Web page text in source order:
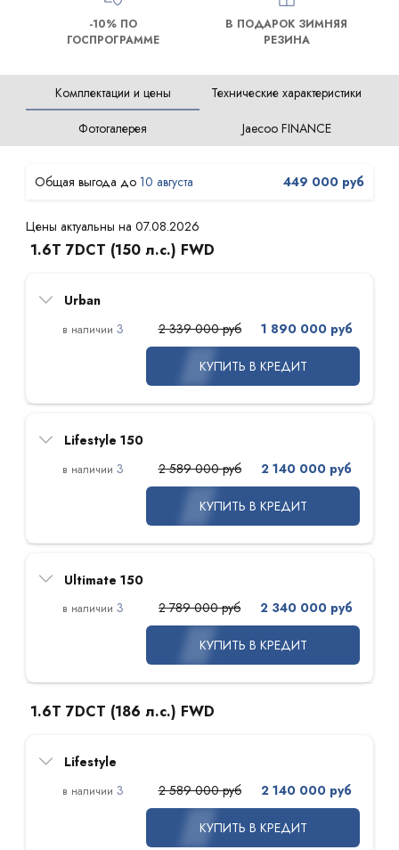
-10% ПО
ГОСПРОГРАММЕ
В ПОДАРОК ЗИМНЯЯ
РЕЗИНА
Комплектации и цены
Технические характеристики
Фотогалерея
Jaecoo FINANCE
10 августа 449 000 руб
Цены актуальны на 07.08.2026
1.6T 7DCT (150 л.с.) FWD
Urban
3
2 339 000 руб 1 890 000 руб
КУПИТЬ В КРЕДИТ
Lifestyle 150
3
2 589 000 руб 2 140 000 руб
КУПИТЬ В КРЕДИТ
Ultimate 150
3
2 789 000 руб 2 340 000 руб
КУПИТЬ В КРЕДИТ
1.6T 7DCT (186 л.с.) FWD
Lifestyle
3
2 589 000 руб 2 140 000 руб
КУПИТЬ В КРЕДИТ